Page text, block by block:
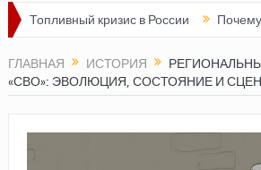
кризис в России Почему нынешняя
ГЛАВНАЯ ИСТОРИЯ
«СВО»: ЭВОЛЮЦИЯ, СОСТОЯНИЕ И